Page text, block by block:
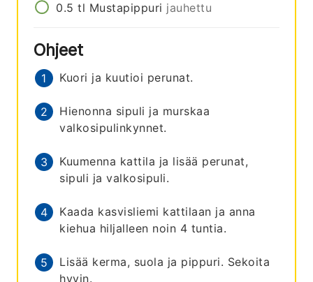
0.5 tl Mustapippuri jauhettu
Ohjeet
Kuori ja kuutioi perunat.
Hienonna sipuli ja murskaa
valkosipulinkynnet.
Kuumenna kattila ja lisää perunat,
sipuli ja valkosipuli.
Kaada kasvisliemi kattilaan ja anna
kiehua hiljalleen noin 4 tuntia.
Lisää kerma, suola ja pippuri. Sekoita
hyvin.